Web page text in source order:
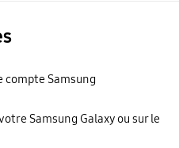
compte Samsung
Samsung Galaxy ou sur le